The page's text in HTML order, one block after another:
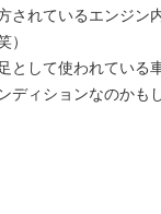
されているエンジン
）
として使われている
ディションなのかも